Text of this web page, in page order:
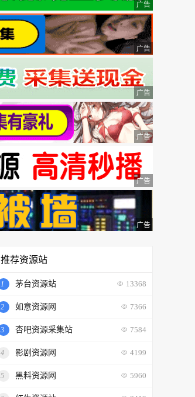
广告
广告
广告
广告
广告
广告
推荐资源站
1 茅台资源站 13368
2 如意资源网 7366
3 杏吧资源采集站 7584
4 影剧资源网 4199
5 黑料资源网 5960